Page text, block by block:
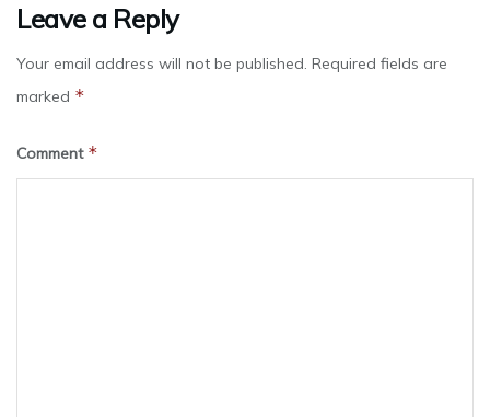
Leave a Reply
Your email address will not be published. Required fields are
marked *
Comment *